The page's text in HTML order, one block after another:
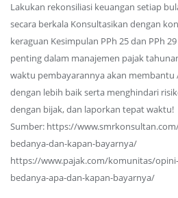
Lakukan rekonsiliasi keuangan setiap
secara berkala Konsultasikan dengan
keraguan Kesimpulan PPh 25 dan PPh
penting dalam manajemen pajak
waktu pembayarannya akan membantu
dengan lebih baik serta menghindari
dengan bijak, dan laporkan tepat waktu!
Sumber: https://
bedanya-dan-kapan-bayarnya/
https://www.pajak.com/komunitas/
bedanya-apa-dan-kapan-bayarnya/